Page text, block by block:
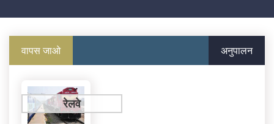
वापस जाओ अनुपालन
रेलवे